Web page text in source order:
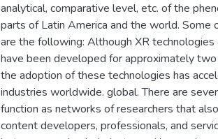
analytical, comparative level, etc. of the
parts of Latin America and the world. Some
are the following: Although XR
have been developed for approximately
the adoption of these technologies has
industries worldwide. global. There are
function as networks of researchers that
content developers, professionals, and